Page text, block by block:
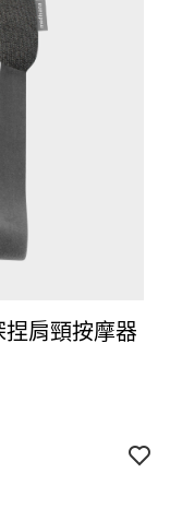
肩頸按摩器